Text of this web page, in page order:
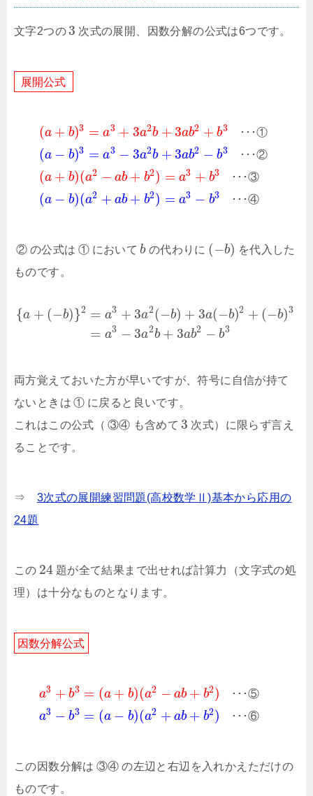
文字2つの 3 次式の展開、因数分解の公式は6つです。
展開公式
(a + b)3 = a3 + 3a2b + 3ab2 + b3 ･ ･ ･①
(a − b)3 = a3 − 3a2b + 3ab2 − b3 ･ ･ ･②
(a + b)(a2 − ab + b2) = a3 + b3 ･ ･ ･③
(a − b)(a2 + ab + b2) = a3 − b3 ･ ･ ･④
② の公式は ① において b の代わりに (−b) を代入した
ものです。
{a + (−b)}2 =
=
a3 + 3a2(−b) + 3a(−b)2 + (−b)3
a3 − 3a2b + 3ab2 − b3
両方覚えておいた方が早いですが、符号に自信が持て
ないときは ① に戻ると良いです。
これはこの公式（ ③④ も含めて 3 次式）に限らず言え
ることです。
⇒ 3次式の展開練習問題(高校数学Ⅱ)基本から応用の
24題
この 24 題が全て結果まで出せれば計算力（文字式の処
理）は十分なものとなります。
因数分解公式
a3 + b3 = (a + b)(a2 − ab + b2) ･ ･ ･⑤
a3 − b3 = (a − b)(a2 + ab + b2) ･ ･ ･⑥
この因数分解は ③④ の左辺と右辺を入れかえただけの
ものです。